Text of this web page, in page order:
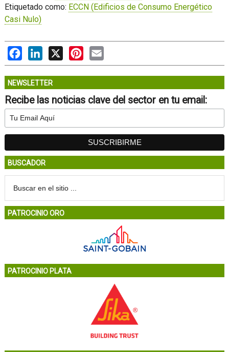
Etiquetado como: ECCN (Edificios de Consumo Energético
Casi Nulo)
FacebookLinkedIn
X PinterestEmail
NEWSLETTER
Recibe las noticias clave del sector en tu email:
BUSCADOR
PATROCINIO ORO
PATROCINIO PLATA